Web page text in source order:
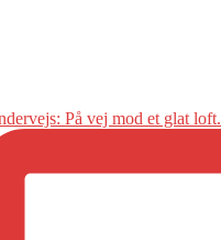
På vej mod et glat loft.